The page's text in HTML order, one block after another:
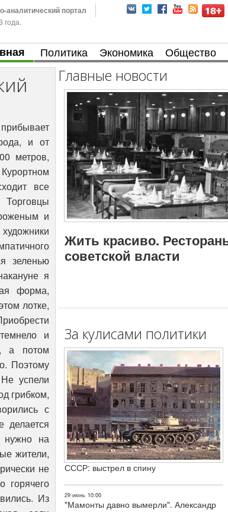
аналитический портал
года.
Политика Экономика Общество
и от
метров,
все
и
зеленью
я
форма,
лотке,
и
а потом
Поэтому
успели
грибком,
с
делается
нужно на
жители,
не
горячего
Из
Главные новости
Жить красиво.
советской власти
За кулисами политики
СССР: выстрел в спину
29 июнь 10:00
"Мамонты давно вымерли". Александр